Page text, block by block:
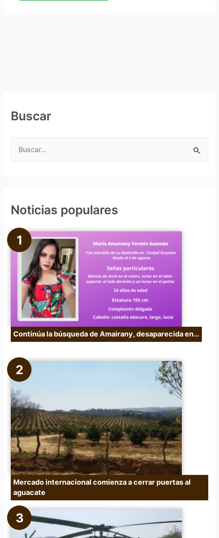
Buscar
a
o
Noticias populares
Continúa la búsqueda de Amairany, desaparecida en…
Mercado internacional comienza a cerrar puertas al
aguacate